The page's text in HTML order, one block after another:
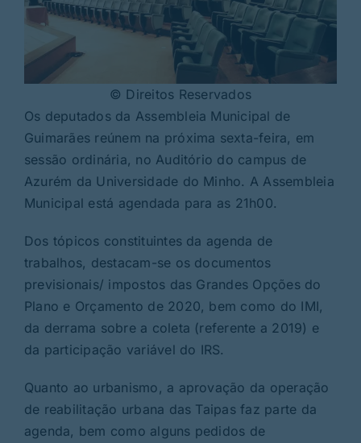
© Direitos Reservados
Os deputados da Assembleia Municipal de
Guimarães reúnem na próxima sexta-feira, em
sessão ordinária, no Auditório do campus de
Azurém da Universidade do Minho. A Assembleia
Municipal está agendada para as 21h00.
Dos tópicos constituintes da agenda de
trabalhos, destacam-se os documentos
previsionais/ impostos das Grandes Opções do
Plano e Orçamento de 2020, bem como do IMI,
da derrama sobre a coleta (referente a 2019) e
da participação variável do IRS.
Quanto ao urbanismo, a aprovação da operação
de reabilitação urbana das Taipas faz parte da
agenda, bem como alguns pedidos de